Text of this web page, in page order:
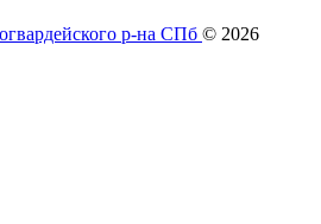
р-на СПб © 2026